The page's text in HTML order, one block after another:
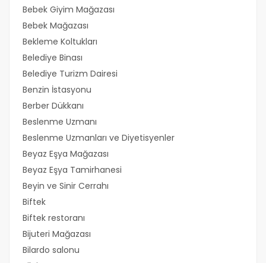
Bebek Giyim Mağazası
Bebek Mağazası
Bekleme Koltukları
Belediye Binası
Belediye Turizm Dairesi
Benzin İstasyonu
Berber Dükkanı
Beslenme Uzmanı
Beslenme Uzmanları ve Diyetisyenler
Beyaz Eşya Mağazası
Beyaz Eşya Tamirhanesi
Beyin ve Sinir Cerrahı
Biftek
Biftek restoranı
Bijuteri Mağazası
Bilardo salonu